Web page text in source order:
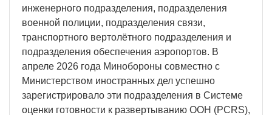
инженерного подразделения, подразделения
военной полиции, подразделения связи,
транспортного вертолётного подразделения и
подразделения обеспечения аэропортов. В
апреле 2026 года Минобороны совместно с
Министерством иностранных дел успешно
зарегистрировало эти подразделения в Системе
оценки готовности к развертыванию ООН (PCRS),